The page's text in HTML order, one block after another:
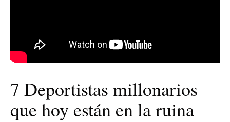
7 Deportistas millonarios
que hoy están en la ruina